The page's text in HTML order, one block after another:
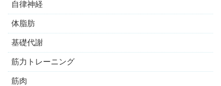
自律神経
体脂肪
基礎代謝
筋力トレーニング
筋肉